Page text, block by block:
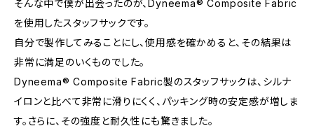
そんな中で僕が出会ったのが、Dyneema® Composite Fabric
を使用したスタッフサックです。
自分で製作してみることにし、使用感を確かめると、その結果は
非常に満足のいくものでした。
Dyneema® Composite Fabric製のスタッフサックは、シルナ
イロンと比べて非常に滑りにくく、パッキング時の安定感が増しま
す。さらに、その強度と耐久性にも驚きました。